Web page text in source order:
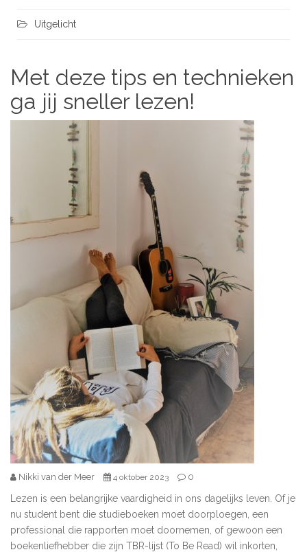
Uitgelicht
Met deze tips en technieken
ga jij sneller lezen!
Nikki van der Meer 4 oktober 2023 0
Lezen is een belangrijke vaardigheid in ons dagelijks leven. Of je
nu student bent die studieboeken moet doorploegen, een
professional die rapporten moet doornemen, of gewoon een
boekenliefhebber die zijn TBR-lijst (To Be Read) wil inkorten,